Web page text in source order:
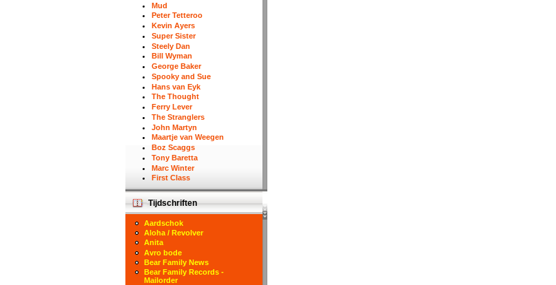
Mud
Peter Tetteroo
Kevin Ayers
Super Sister
Steely Dan
Bill Wyman
George Baker
Spooky and Sue
Hans van Eyk
The Thought
Ferry Lever
The Stranglers
John Martyn
Maartje van Weegen
Boz Scaggs
Tony Baretta
Marc Winter
First Class
Tijdschriften
Aardschok
Aloha / Revolver
Anita
Avro bode
Bear Family News
Bear Family Records -
Mailorder